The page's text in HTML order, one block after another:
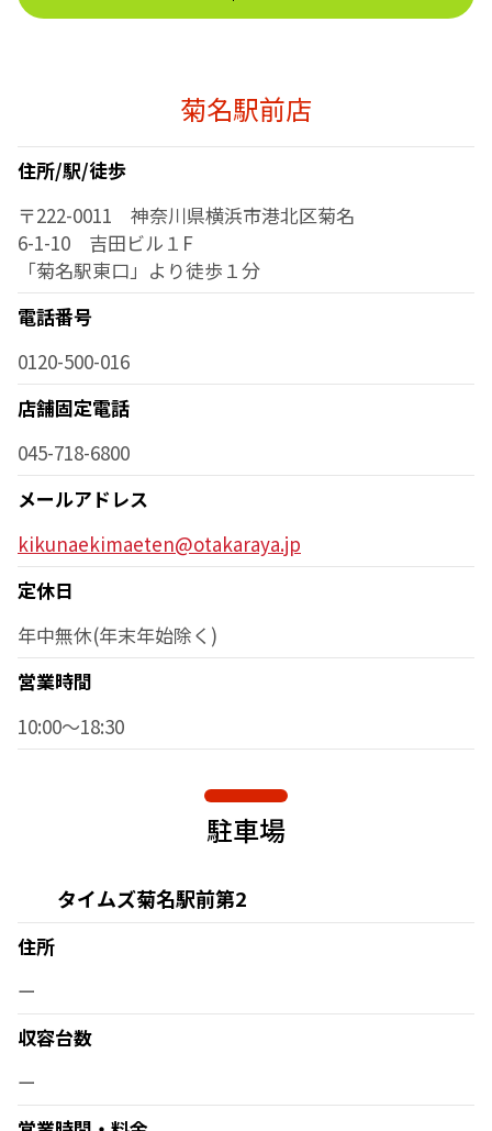
菊名駅前店
住所/駅/徒歩
〒222-0011 神奈川県横浜市港北区菊名
6-1-10 吉田ビル１F
「菊名駅東口」より徒歩１分
電話番号
0120-500-016
店舗固定電話
045-718-6800
メールアドレス
kikunaekimaeten@otakaraya.jp
定休日
年中無休(年末年始除く)
営業時間
10:00～18:30
駐車場
タイムズ菊名駅前第2
住所
ー
収容台数
ー